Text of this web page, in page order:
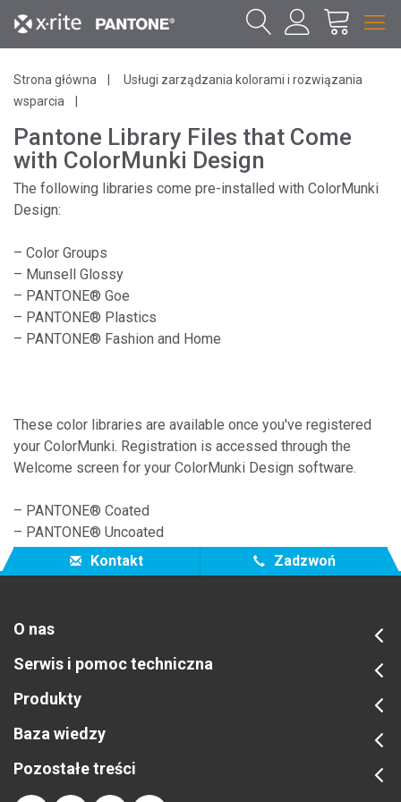
Strona główna
Usługi zarządzania kolorami i rozwiązania
wsparcia
Pantone Library Files that Come
with ColorMunki Design
The following libraries come pre-installed with ColorMunki
Design:
– Color Groups
– Munsell Glossy
– PANTONE® Goe
– PANTONE® Plastics
– PANTONE® Fashion and Home
These color libraries are available once you've registered
your ColorMunki. Registration is accessed through the
Welcome screen for your ColorMunki Design software.
– PANTONE® Coated
– PANTONE® Uncoated
– PANTONE® Matte
Kontakt Zadzwoń
O nas
Serwis i pomoc techniczna
Produkty
Baza wiedzy
Pozostałe treści